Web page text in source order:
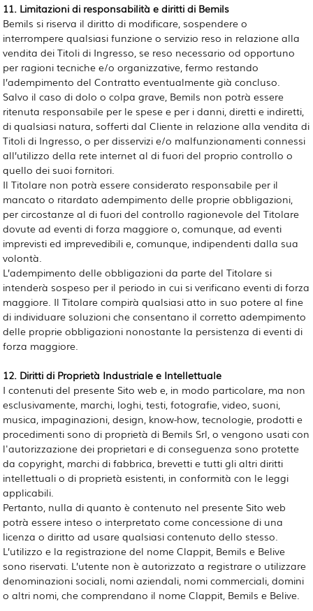
11. Limitazioni di responsabilità e diritti di Bemils
Bemils si riserva il diritto di modificare, sospendere o
interrompere qualsiasi funzione o servizio reso in relazione alla
vendita dei Titoli di Ingresso, se reso necessario od opportuno
per ragioni tecniche e/o organizzative, fermo restando
l’adempimento del Contratto eventualmente già concluso.
Salvo il caso di dolo o colpa grave, Bemils non potrà essere
ritenuta responsabile per le spese e per i danni, diretti e indiretti,
di qualsiasi natura, sofferti dal Cliente in relazione alla vendita di
Titoli di Ingresso, o per disservizi e/o malfunzionamenti connessi
all’utilizzo della rete internet al di fuori del proprio controllo o
quello dei suoi fornitori.
Il Titolare non potrà essere considerato responsabile per il
mancato o ritardato adempimento delle proprie obbligazioni,
per circostanze al di fuori del controllo ragionevole del Titolare
dovute ad eventi di forza maggiore o, comunque, ad eventi
imprevisti ed imprevedibili e, comunque, indipendenti dalla sua
volontà.
L’adempimento delle obbligazioni da parte del Titolare si
intenderà sospeso per il periodo in cui si verificano eventi di forza
maggiore. Il Titolare compirà qualsiasi atto in suo potere al fine
di individuare soluzioni che consentano il corretto adempimento
delle proprie obbligazioni nonostante la persistenza di eventi di
forza maggiore.
12. Diritti di Proprietà Industriale e Intellettuale
I contenuti del presente Sito web e, in modo particolare, ma non
esclusivamente, marchi, loghi, testi, fotografie, video, suoni,
musica, impaginazioni, design, know-how, tecnologie, prodotti e
procedimenti sono di proprietà di Bemils Srl, o vengono usati con
l'autorizzazione dei proprietari e di conseguenza sono protette
da copyright, marchi di fabbrica, brevetti e tutti gli altri diritti
intellettuali o di proprietà esistenti, in conformità con le leggi
applicabili.
Pertanto, nulla di quanto è contenuto nel presente Sito web
potrà essere inteso o interpretato come concessione di una
licenza o diritto ad usare qualsiasi contenuto dello stesso.
L’utilizzo e la registrazione del nome Clappit, Bemils e Belive
sono riservati. L’utente non è autorizzato a registrare o utilizzare
denominazioni sociali, nomi aziendali, nomi commerciali, domini
o altri nomi, che comprendano il nome Clappit, Bemils e Belive.